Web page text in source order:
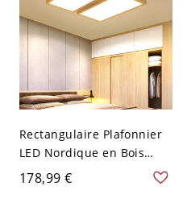
Rectangulaire Plafonnier
LED Nordique en Bois
Beige Luminaire
Affleurant pour Salon -
178,99 €